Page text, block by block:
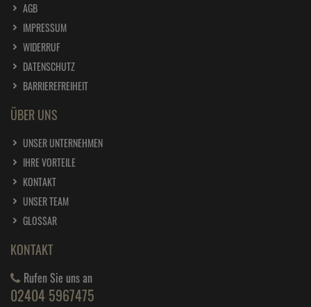
AGB
IMPRESSUM
WIDERRUF
DATENSCHUTZ
BARRIEREFREIHEIT
ÜBER UNS
UNSER UNTERNEHMEN
IHRE VORTEILE
KONTAKT
UNSER TEAM
GLOSSAR
KONTAKT
Rufen Sie uns an
02404 5967475